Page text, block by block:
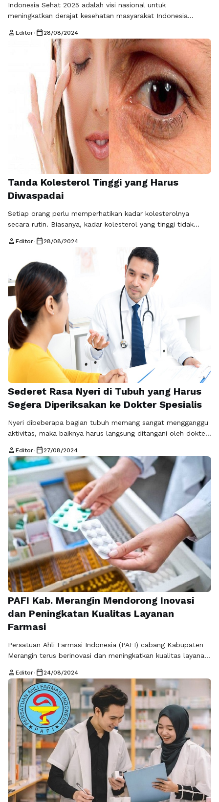
Indonesia Sehat 2025 adalah visi nasional untuk
meningkatkan derajat kesehatan masyarakat Indonesia
penting dalam mewujudkan visi ini adalah peran aktif tenaga
kesehatan, termasuk ahli farmasi. Persatuan Ahli Farmasi
Indonesia (PAFI) Kabupaten Pesisir Selatan
(pafikabpesisirselatan.org) berperan penting dalam upaya
mencapai Indonesia Sehat 2025 melalui peningkatan kualitas
pelayanan farmasi …
Baca Selengkapnya
person Editor• calendar_today 28/08/2024
Tanda Kolesterol Tinggi yang Harus
Diwaspadai
Setiap orang perlu memperhatikan kadar kolesterolnya
secara rutin. Biasanya, kadar kolesterol yang tinggi tidak
menyebabkan kejadian tidak terduga seperti serangan
jantung atau stroke. Tingginya kolesterol dalam tubuh dapat
menyebabkan penyumbatan pembuluh darah dan
menimbulkan berbagai penyakit lainnya. Namun, tubuh akan
memperingatkan kita untuk mengontrol kolesterol apabila
kolesterol sedang tinggi. Ada …
Baca Selengkapnya
person Editor• calendar_today 28/08/2024
Sederet Rasa Nyeri di Tubuh yang Harus
Segera Diperiksakan ke Dokter Spesialis
Nyeri dibeberapa bagian tubuh memang sangat mengganggu
aktivitas, maka baiknya harus langsung ditangani oleh dokter
spesialis nyeri adalah mereka yang biasanya menangani
keluhan nyeri, baik akibat kerusakan saraf maupun akibat
cedera. Umumnya masalah nyeri ditangani oleh dokter
spesialis bedah saraf, dokter spesialis ortopedi, hingga
dokter spesialis anestesi. Dokter spesialis …
Baca
Selengkapnya
person Editor• calendar_today 27/08/2024
PAFI Kab. Merangin Mendorong Inovasi
dan Peningkatan Kualitas Layanan
Farmasi
Persatuan Ahli Farmasi Indonesia (PAFI) cabang Kabupaten
Merangin terus berinovasi dan meningkatkan kualitas layanan
kesehatan. Sebagai organisasi yang memayungi para ahli
farmasi di Indonesia,pafikabmerangin.org memiliki peran
strategis dalam menjamin pelayanan kesehatan yang
berkualitas, terutama dalam pengelolaan obat-obatan yang
aman dan efektif bagi masyarakat di wilayah Merangin.
Didirikan dengan …Baca Selengkapnya
person Editor• calendar_today 24/08/2024